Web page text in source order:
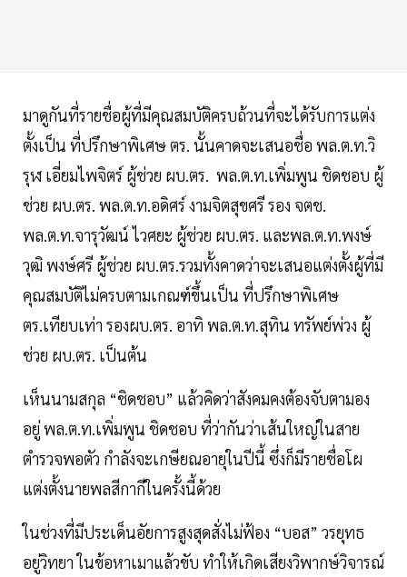
มาดูกันที่รายชื่อผู้ที่มีคุณสมบัติครบถ้วนที่จะได้รับการแต่ง
ตั้งเป็น ที่ปรึกษาพิเศษ ตร. นั้นคาดจะเสนอชื่อ พล.ต.ท.วิ
รุฬ เอี่ยมไพจิตร์ ผู้ช่วย ผบ.ตร. พล.ต.ท.เพิ่มพูน ชิดชอบ ผู้
ช่วย ผบ.ตร. พล.ต.ท.อดิศร์ งามจิตสุขศรี รอง จตช.
พล.ต.ท.จารุวัฒน์ ไวศยะ ผู้ช่วย ผบ.ตร. และพล.ต.ท.พงษ์
วุฒิ พงษ์ศรี ผู้ช่วย ผบ.ตร.รวมทั้งคาดว่าจะเสนอแต่งตั้งผู้ที่มี
คุณสมบัติไม่ครบตามเกณฑ์ขึ้นเป็น ที่ปรึกษาพิเศษ
ตร.เทียบเท่า รองผบ.ตร. อาทิ พล.ต.ท.สุทิน ทรัพย์พ่วง ผู้
ช่วย ผบ.ตร. เป็นต้น
เห็นนามสกุล “ชิดชอบ” แล้วคิดว่าสังคมคงต้องจับตามอง
อยู่ พล.ต.ท.เพิ่มพูน ชิดชอบ ที่ว่ากันว่าเส้นใหญ่ในสาย
ตำรวจพอตัว กำลังจะเกษียณอายุในปีนี้ ซึ่งก็มีรายชื่อโผ
แต่งตั้งนายพลสีกากีในครั้งนี้ด้วย
ในช่วงที่มีประเด็นอัยการสูงสุดสั่งไม่ฟ้อง “บอส” วรยุทธ
อยู่วิทยา ในข้อหาเมาแล้วขับ ทำให้เกิดเสียงวิพากษ์วิจารณ์